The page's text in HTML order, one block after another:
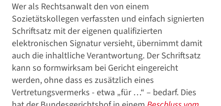
Wer als Rechtsanwalt den von einem
Sozietätskollegen verfassten und einfach signierten
Schriftsatz mit der eigenen qualifizierten
elektronischen Signatur versieht, übernimmt damit
auch die inhaltliche Verantwortung. Der Schriftsatz
kann so formwirksam bei Gericht eingereicht
werden, ohne dass es zusätzlich eines
Vertretungsvermerks - etwa „für …“ – bedarf. Dies